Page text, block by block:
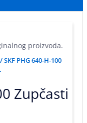
proizvoda.
SKF PHG 640-H-100
Zupčasti